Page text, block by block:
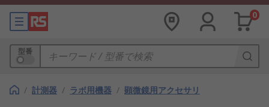
0
型番
/ 計測器 / ラボ用機器 / 顕微鏡用アクセサリ